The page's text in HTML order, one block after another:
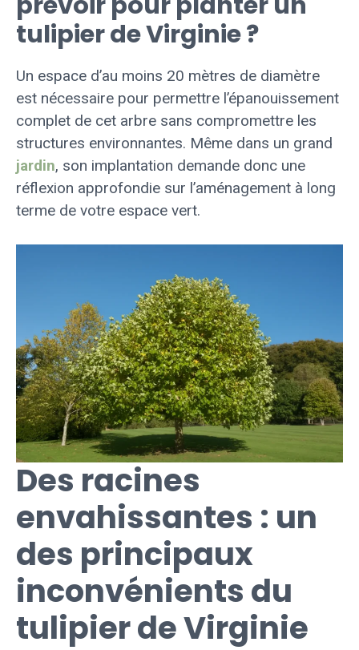
tulipier de Virginie ?
Un espace d’au moins 20 mètres de diamètre
est nécessaire pour permettre l’épanouissement
complet de cet arbre sans compromettre les
structures environnantes. Même dans un grand
jardin, son implantation demande donc une
réflexion approfondie sur l’aménagement à long
terme de votre espace vert.
Des racines
envahissantes : un
des principaux
inconvénients du
tulipier de Virginie